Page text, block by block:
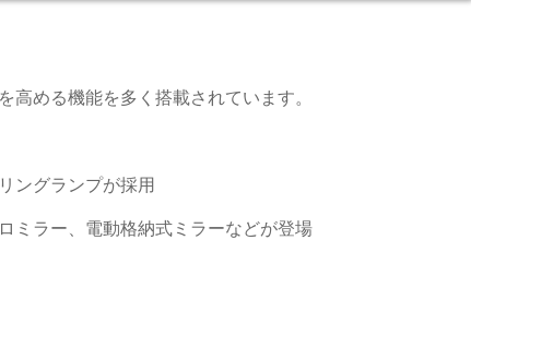
める機能を多く搭載されています。
ングランプが採用
ミラー、電動格納式ミラーなどが登場